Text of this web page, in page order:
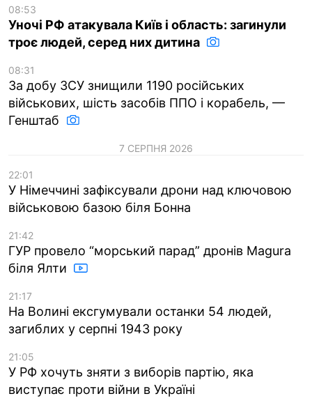
08:53
Уночі РФ атакувала Київ і область: загинули
троє людей, серед них дитина
08:31
За добу ЗСУ знищили 1190 російських
військових, шість засобів ППО і корабель, —
Генштаб
7 СЕРПНЯ 2026
22:01
У Німеччині зафіксували дрони над ключовою
військовою базою біля Бонна
21:42
ГУР провело “морський парад” дронів Magura
біля Ялти
21:17
На Волині ексгумували останки 54 людей,
загиблих у серпні 1943 року
21:05
У РФ хочуть зняти з виборів партію, яка
виступає проти війни в Україні